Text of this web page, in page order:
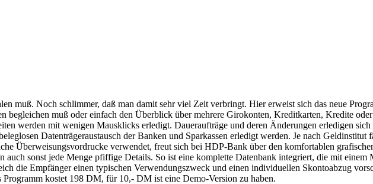
muß. Noch schlimmer, daß man damit sehr viel Zeit verbringt. Hier erweist sich das neue
begleichen muß oder einfach den Überblick über mehrere Girokonten, Kreditkarten, Kredite
werden mit wenigen Mausklicks erledigt. Daueraufträge und deren Änderungen erledigen
Datenträgeraustausch der Banken und Sparkassen erledigt werden. Je nach
Überweisungsvordrucke verwendet, freut sich bei HDP-Bank über den komfortablen
auch sonst jede Menge pfiffige Details. So ist eine komplette Datenbank integriert, die mit
die Empfänger einen typischen Verwendungszweck und einen individuellen Skontoabzug
kostet 198 DM, für 10,- DM ist eine Demo-Version zu haben.